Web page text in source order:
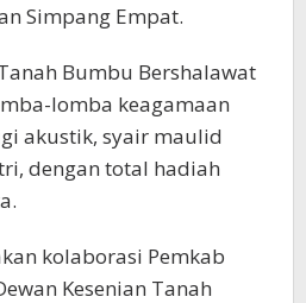
Simpang Empat.
Bumbu Bershalawat
lomba keagamaan
akustik, syair maulid
dengan total hadiah
kolaborasi Pemkab
Kesenian Tanah